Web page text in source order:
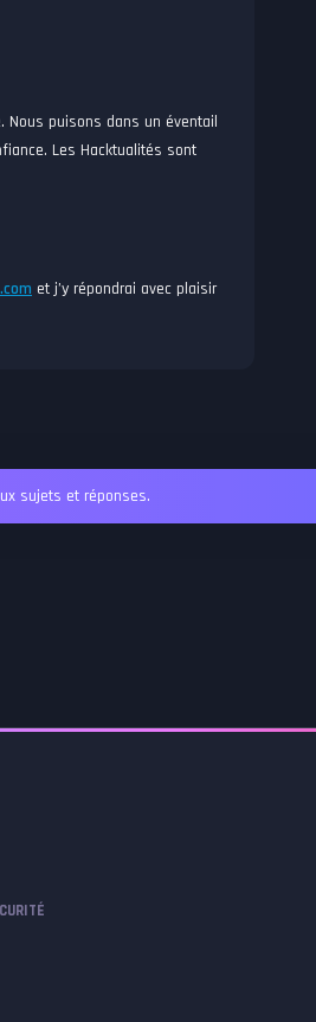
Nous puisons dans un éventail
Les Hacktualités sont
et j’y répondrai avec plaisir
sujets et réponses.